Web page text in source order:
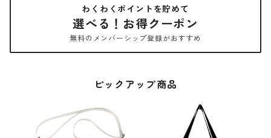
わくわくポイントを貯めて
選べる！お得クーポン
無料のメンバーシップ登録がおすすめ
ピックアップ商品